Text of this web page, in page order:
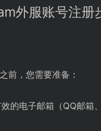
外服账号注册
前，您需要准备：
的电子邮箱（QQ邮箱